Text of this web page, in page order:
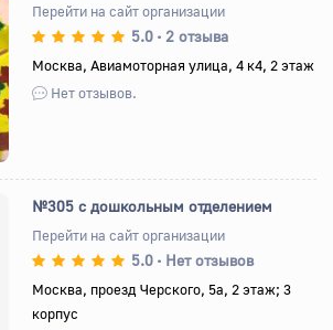
Вперед
Перейти на сайт организации
5.0 • 2 отзыва
Москва, Авиамоторная улица, 4 к4, 2 этаж
Нет отзывов.
№305 с дошкольным отделением
Перейти на сайт организации
5.0 • Нет отзывов
Москва, проезд Черского, 5а, 2 этаж; 3
корпус